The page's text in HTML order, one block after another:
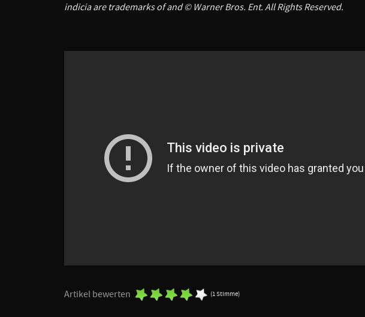
indicia are trademarks of and © Warner Bros. Ent. All Rights Reserved.
Artikel bewerten (1 Stimme)